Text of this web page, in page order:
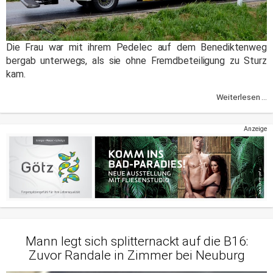
Die Frau war mit ihrem Pedelec auf dem Benediktenweg
bergab unterwegs, als sie ohne Fremdbeteiligung zu Sturz
kam.
Weiterlesen ...
Anzeige
Mann legt sich splitternackt auf die B16:
Zuvor Randale in Zimmer bei Neuburg